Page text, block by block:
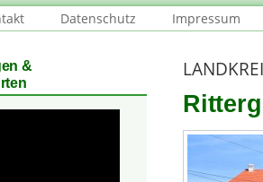
Datenschutz Impressum
&